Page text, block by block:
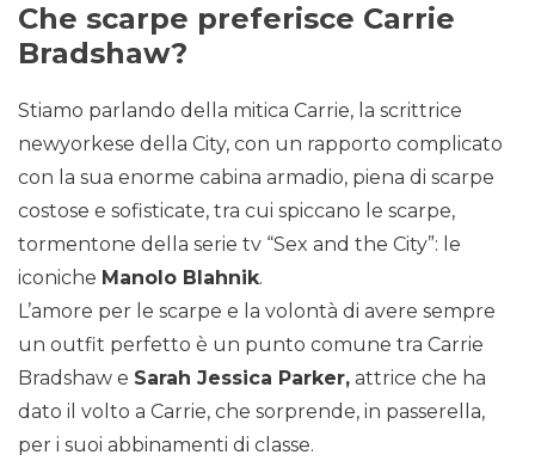
Che scarpe preferisce Carrie
Bradshaw?
Stiamo parlando della mitica Carrie, la scrittrice
newyorkese della City, con un rapporto complicato
con la sua enorme cabina armadio, piena di scarpe
costose e sofisticate, tra cui spiccano le scarpe,
tormentone della serie tv “Sex and the City”: le
iconiche Manolo Blahnik.
L’amore per le scarpe e la volontà di avere sempre
un outfit perfetto è un punto comune tra Carrie
Bradshaw e Sarah Jessica Parker, attrice che ha
dato il volto a Carrie, che sorprende, in passerella,
per i suoi abbinamenti di classe.